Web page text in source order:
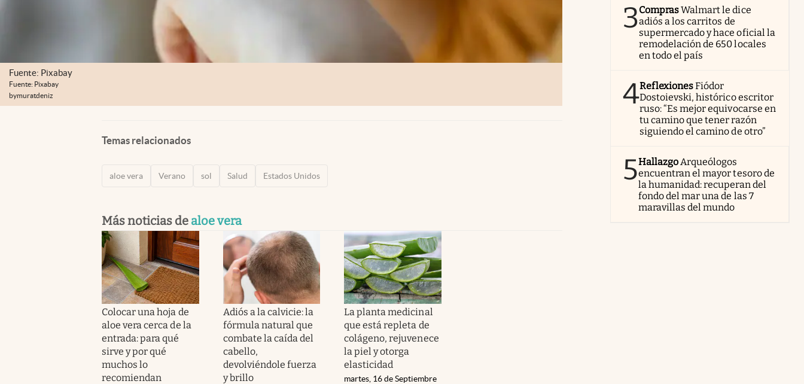
Fuente: Pixabay
Fuente: Pixabay
bymuratdeniz
Temas relacionados
aloe vera Verano sol Salud Estados Unidos
Más noticias de aloe vera
Colocar una hoja de
aloe vera cerca de la
entrada: para qué
sirve y por qué
muchos lo
recomiendan
Adiós a la calvicie: la
fórmula natural que
combate la caída del
cabello,
devolviéndole fuerza
y brillo
La planta medicinal
que está repleta de
colágeno, rejuvenece
la piel y otorga
elasticidad
martes, 16 de Septiembre
3ComprasWalmart le dice
adiós a los carritos de
supermercado y hace oficial la
remodelación de 650 locales
en todo el país
4ReflexionesFiódor
Dostoievski, histórico escritor
ruso: “Es mejor equivocarse en
tu camino que tener razón
siguiendo el camino de otro”
5HallazgoArqueólogos
encuentran el mayor tesoro de
la humanidad: recuperan del
fondo del mar una de las 7
maravillas del mundo